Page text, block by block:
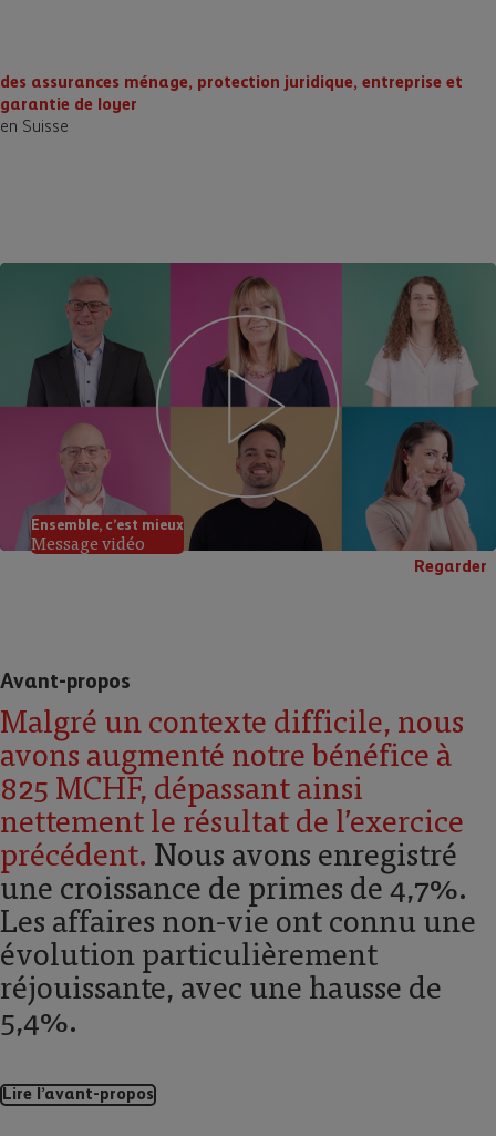
des assurances ménage, protection juridique, entreprise et
garantie de loyer
en Suisse
Ensemble, cʼest mieux
Message vidéo
Regarder
Avant-propos
Malgré un contexte difficile, nous
avons augmenté notre bénéfice à
825 MCHF, dépassant ainsi
nettement le résultat de lʼexercice
précédent. Nous avons enregistré
une croissance de primes de 4,7%.
Les affaires non-vie ont connu une
évolution particulièrement
réjouissante, avec une hausse de
5,4%.
Lire lʼavant-propos